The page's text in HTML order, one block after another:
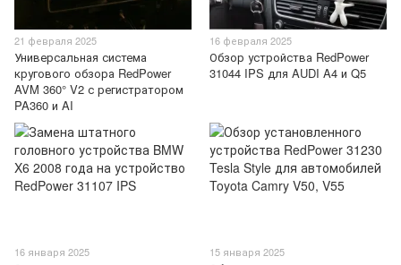
21 февраля 2025
Универсальная система
кругового обзора RedPower
AVM 360° V2 с регистратором
PA360 и AI
16 февраля 2025
Обзор устройства RedPower
31044 IPS для AUDI A4 и Q5
16 января 2025 15 января 2025